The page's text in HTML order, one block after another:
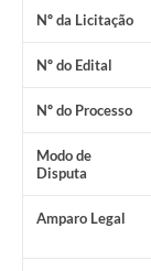
Nº da Licitação
Nº do Edital
Nº do Processo
Modo de
Disputa
Amparo Legal